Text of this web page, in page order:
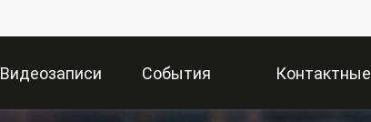
Видеозаписи События Контактные